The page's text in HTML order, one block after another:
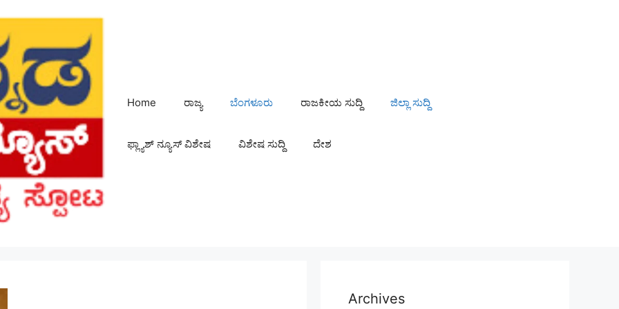
Home ರಾಜ್ಯ ಬೆಂಗಳೂರು ರಾಜಕೀಯ ಸುದ್ದಿ ಜಿಲ್ಲಾ ಸುದ್ದಿ
ಫ್ಲ್ಯಾಶ್ ನ್ಯೂಸ್ ವಿಶೇಷ ವಿಶೇಷ ಸುದ್ದಿ ದೇಶ
Archives